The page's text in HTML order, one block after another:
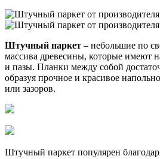
Штучный паркет – небольшие по
массива древесины, которые имеют
и пазы. Планки между собой
образуя прочное и красивое
или зазоров.
Штучный паркет популярен